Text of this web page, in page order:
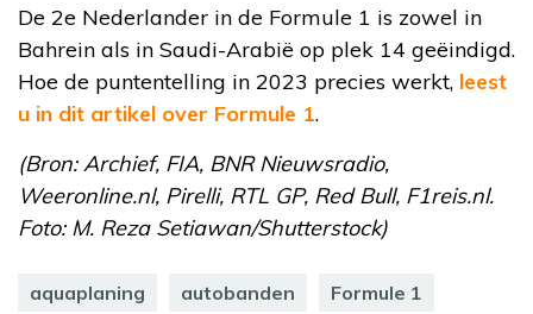
De 2e Nederlander in de Formule 1 is zowel in
Bahrein als in Saudi-Arabië op plek 14 geëindigd.
Hoe de puntentelling in 2023 precies werkt, leest
u in dit artikel over Formule 1.
(Bron: Archief, FIA, BNR Nieuwsradio,
Weeronline.nl, Pirelli, RTL GP, Red Bull, F1reis.nl.
Foto: M. Reza Setiawan/Shutterstock)
aquaplaning autobanden Formule 1